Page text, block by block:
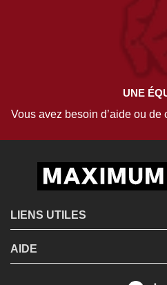
UNE
Vous avez besoin d’aide ou
LIENS UTILES
AIDE